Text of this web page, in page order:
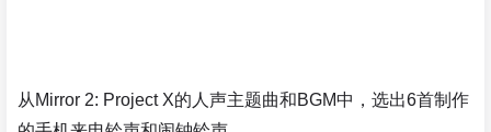
从Mirror 2: Project X的人声主题曲和BGM中，选出6首制作